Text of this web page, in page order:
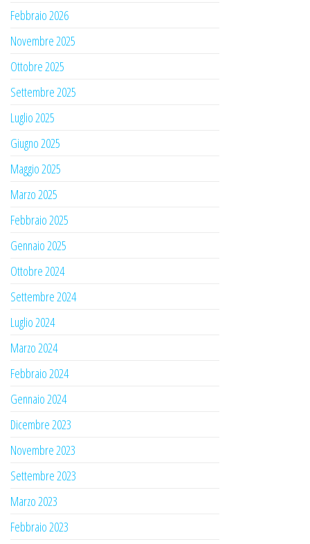
Febbraio 2026
Novembre 2025
Ottobre 2025
Settembre 2025
Luglio 2025
Giugno 2025
Maggio 2025
Marzo 2025
Febbraio 2025
Gennaio 2025
Ottobre 2024
Settembre 2024
Luglio 2024
Marzo 2024
Febbraio 2024
Gennaio 2024
Dicembre 2023
Novembre 2023
Settembre 2023
Marzo 2023
Febbraio 2023